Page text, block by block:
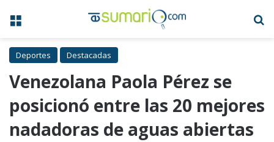
Menú
Deportes Destacadas
Venezolana Paola Pérez se
posicionó entre las 20 mejores
nadadoras de aguas abiertas